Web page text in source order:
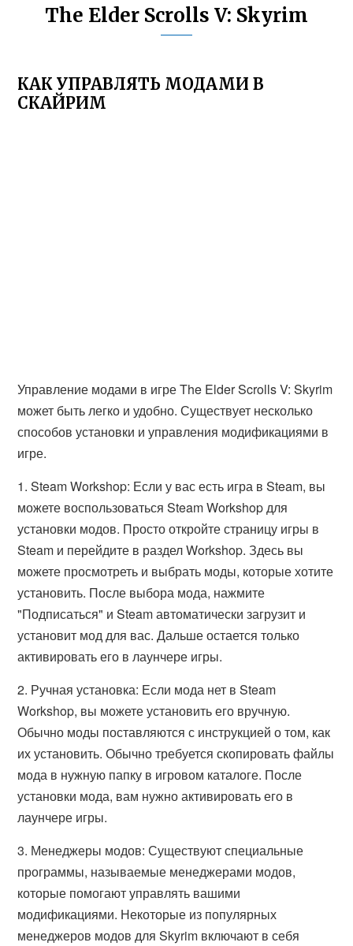
The Elder Scrolls V: Skyrim
КАК УПРАВЛЯТЬ МОДАМИ В
СКАЙРИМ
Управление модами в игре The Elder Scrolls V: Skyrim
может быть легко и удобно. Существует несколько
способов установки и управления модификациями в
игре.
1. Steam Workshop: Если у вас есть игра в Steam, вы
можете воспользоваться Steam Workshop для
установки модов. Просто откройте страницу игры в
Steam и перейдите в раздел Workshop. Здесь вы
можете просмотреть и выбрать моды, которые хотите
установить. После выбора мода, нажмите
"Подписаться" и Steam автоматически загрузит и
установит мод для вас. Дальше остается только
активировать его в лаунчере игры.
2. Ручная установка: Если мода нет в Steam
Workshop, вы можете установить его вручную.
Обычно моды поставляются с инструкцией о том, как
их установить. Обычно требуется скопировать файлы
мода в нужную папку в игровом каталоге. После
установки мода, вам нужно активировать его в
лаунчере игры.
3. Менеджеры модов: Существуют специальные
программы, называемые менеджерами модов,
которые помогают управлять вашими
модификациями. Некоторые из популярных
менеджеров модов для Skyrim включают в себя